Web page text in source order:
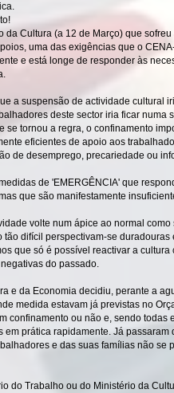
da Cultura (a 12 de Março) que
uma das exigências que o
e está longe de responder às
a suspensão de actividade cultural
deste sector iria ficar numa
se tornou a regra, o confinamento
eficientes de apoio aos
de desemprego, precariedade ou
de 'EMERGÊNCIA' que
que são manifestamente
volte num ápice ao normal como
difícil perspectivam-se duradouras
que só é possível reactivar a cultura
do passado.
e da Economia decidiu, perante a
medida estavam já previstas no
confinamento ou não e, sendo todas
prática rapidamente. Já passaram
e das suas famílias não se
do Trabalho ou do Ministério da